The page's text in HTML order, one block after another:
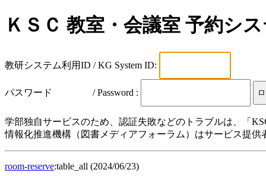
ＫＳＣ 教室・会議室 予約シ
教研システム利用ID / KG System ID:
パスワード / Password :
学部独自サービスのため、認証失敗などのトラブルは、「
情報化推進機構（図書メディアフォーラム）はサービス提
room-reserve:table_all (2024/06/23)